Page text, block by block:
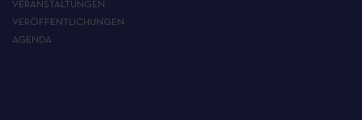
VERANSTALTUNGEN
VERÖFFENTLICHUNGEN
AGENDA